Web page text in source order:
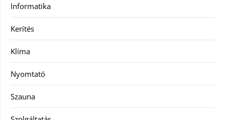
Informatika
Kerítés
Klíma
Nyomtató
Szauna